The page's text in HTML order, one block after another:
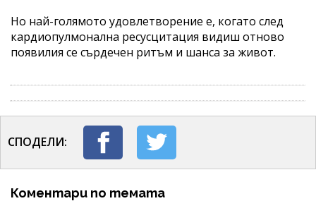
Но най-голямото удовлетворение е, когато след
кардиопулмонална ресусцитация видиш отново
появилия се сърдечен ритъм и шанса за живот.
СПОДЕЛИ:
Коментари по темата